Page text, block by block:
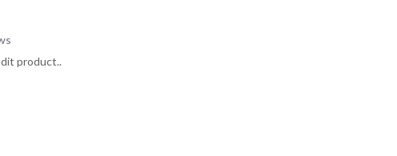
product..